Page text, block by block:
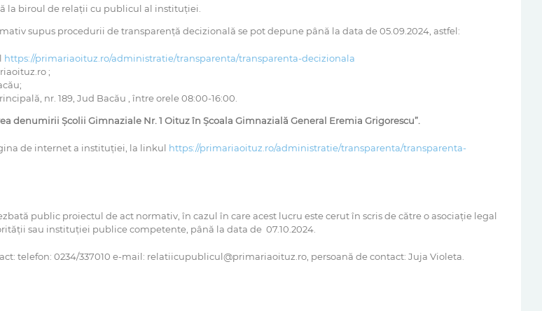
la biroul de relaţii cu publicul al instituţiei.
supus procedurii de transparenţă decizională se pot depune până la data de 05.09.2024, astfel:
https://primariaoituz.ro/administratie/transparenta/transparenta-decizionala
;
nr. 189, Jud Bacău , între orele 08:00-16:00.
denumirii Școlii Gimnaziale Nr. 1 Oituz în Școala Gimnazială General Eremia Grigorescu”.
de internet a instituţiei, la linkul https://primariaoituz.ro/administratie/transparenta/transparenta-
public proiectul de act normativ, în cazul în care acest lucru este cerut în scris de către o asociaţie legal
sau instituției publice competente, până la data de 07.10.2024.
telefon: 0234/337010 e-mail: relatiicupublicul@primariaoituz.ro, persoană de contact: Juja Violeta.